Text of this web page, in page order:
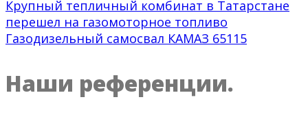
Крупный тепличный комбинат в Татарстане
перешел на газомоторное топливо
Газодизельный самосвал КАМАЗ 65115
Наши референции.